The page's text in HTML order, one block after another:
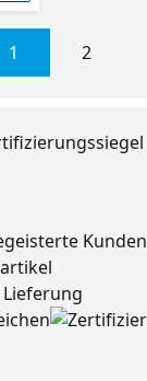
1 2
Kunden